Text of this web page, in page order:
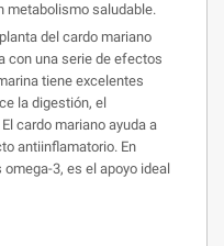
metabolismo saludable.
del cardo mariano
con una serie de efectos
tiene excelentes
la digestión, el
cardo mariano ayuda a
antiinflamatorio. En
3, es el apoyo ideal